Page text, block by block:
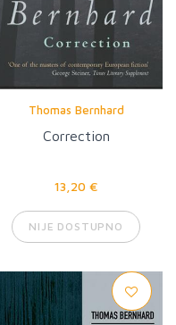
Thomas Bernhard
Correction
13,20 €
NIJE DOSTUPNO